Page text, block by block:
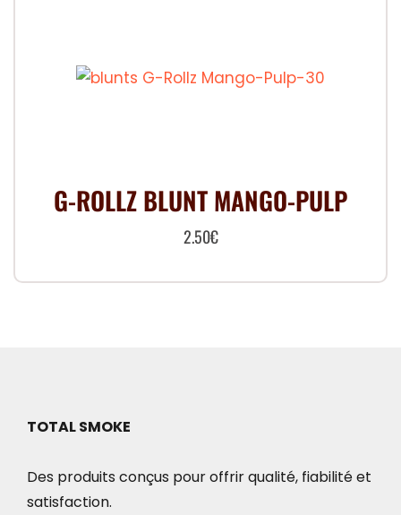
G-ROLLZ BLUNT MANGO-PULP
2.50€
TOTAL SMOKE
Des produits conçus pour offrir qualité, fiabilité et
satisfaction.